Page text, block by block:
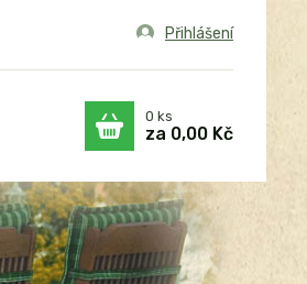
Přihlášení
0 ks
za 0,00 Kč